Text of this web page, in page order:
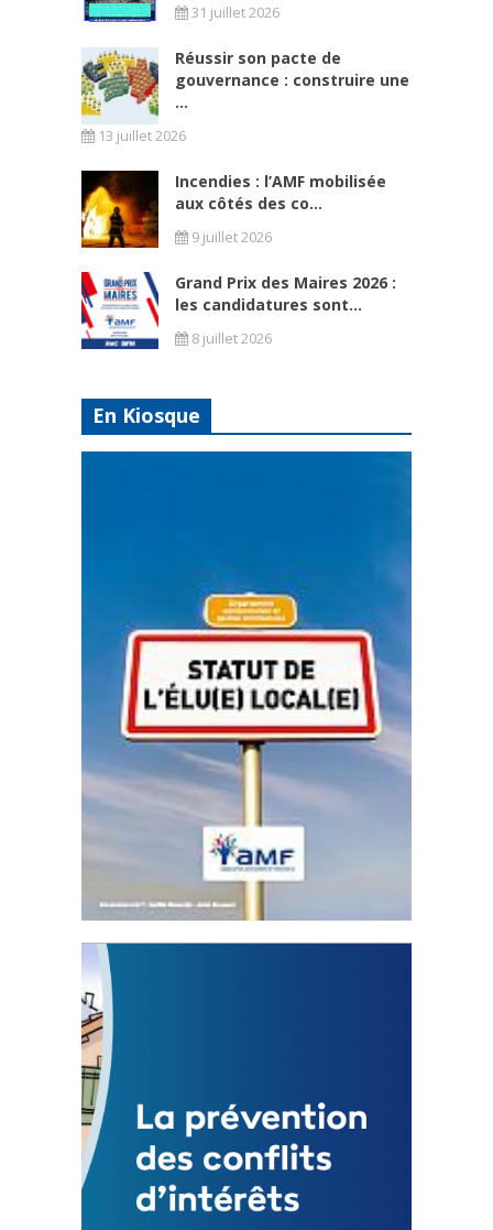
31 juillet 2026
Réussir son pacte de
gouvernance : construire une
...
13 juillet 2026
Incendies : l’AMF mobilisée
aux côtés des co...
9 juillet 2026
Grand Prix des Maires 2026 :
les candidatures sont...
8 juillet 2026
En Kiosque
Statut de l’élu local
3 avril 2024
Mise à jour avril 2024
FEUILLETER